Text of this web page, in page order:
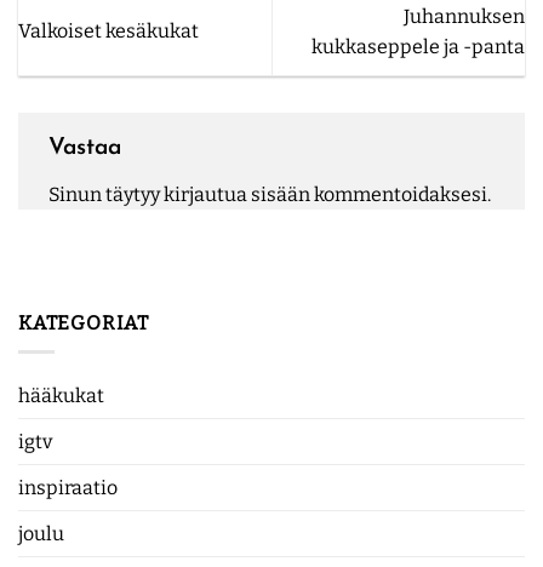
KATEGORIAT
hääkukat
igtv
inspiraatio
joulu
Valkoiset kesäkukat
Juhannuksen
kukkaseppele ja -panta
Vastaa
Sinun täytyykirjautua sisään kommentoidaksesi.